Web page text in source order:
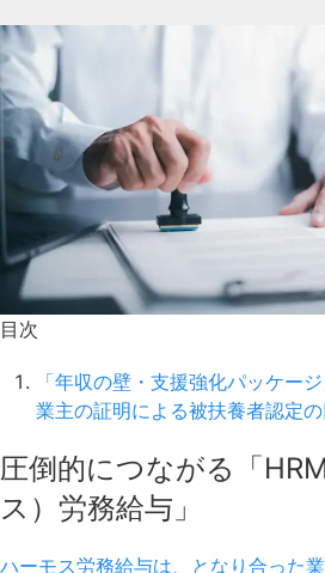
目次
「年収の壁・支援強化パッケー
業主の証明による被扶養者認定の
圧倒的につながる「
ス）労務給与」
ハーモス労務給与は、となり合った